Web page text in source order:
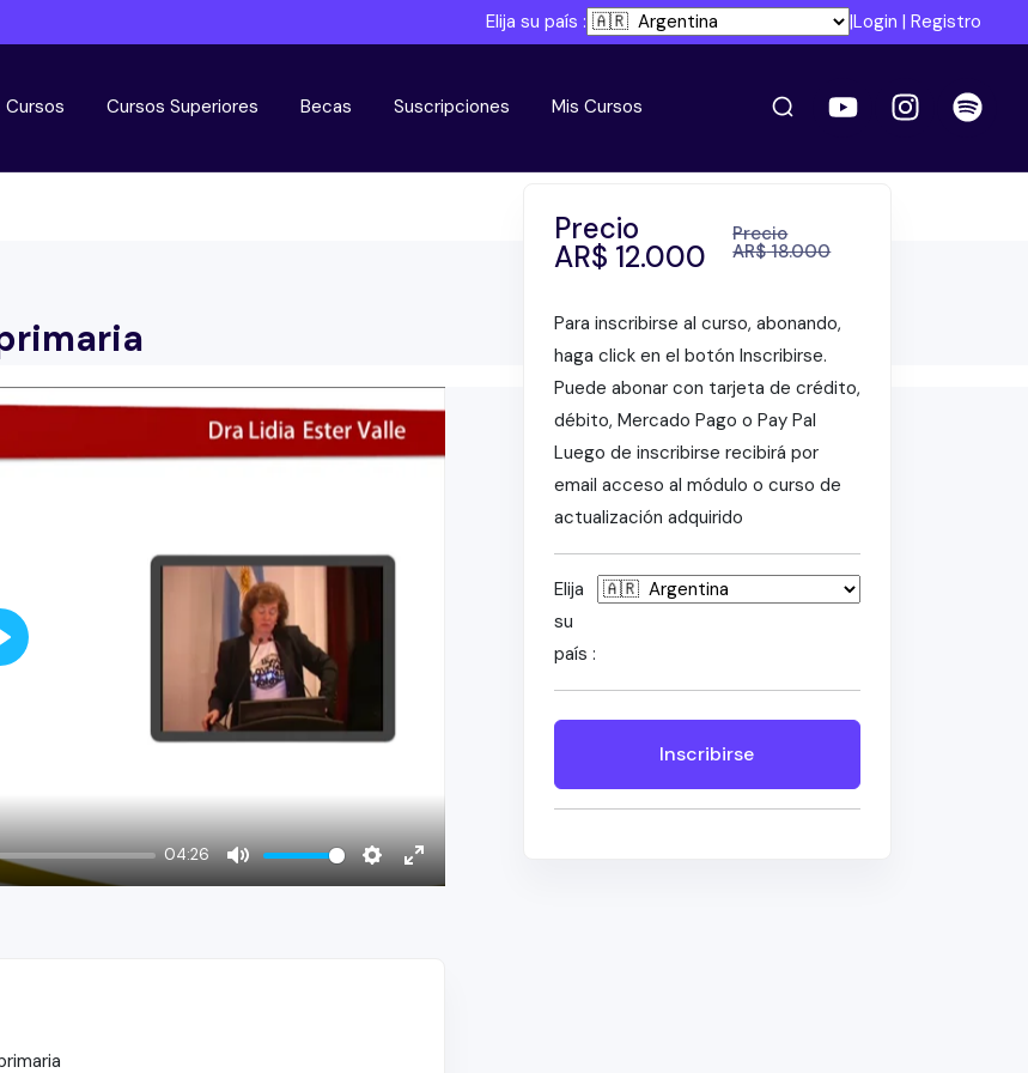
Elija su país : |Login | Registro
Cursos Cursos Superiores Becas Suscripciones Mis Cursos
04:26
Mute Settings
Enter
Play
Precio
AR$ 12.000
Precio
AR$18.000
Para inscribirse al curso, abonando,
haga click en el botón Inscribirse.
Puede abonar con tarjeta de crédito,
débito, Mercado Pago o Pay Pal
Luego de inscribirse recibirá por
email acceso al módulo o curso de
actualización adquirido
Elija
su
país :
Inscribirse